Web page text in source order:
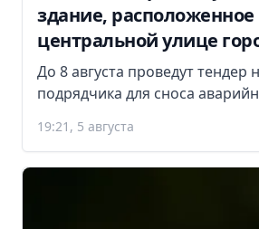
здание, расположенное
центральной улице
До 8 августа проведут тендер
подрядчика для сноса
19:21, 5 августа